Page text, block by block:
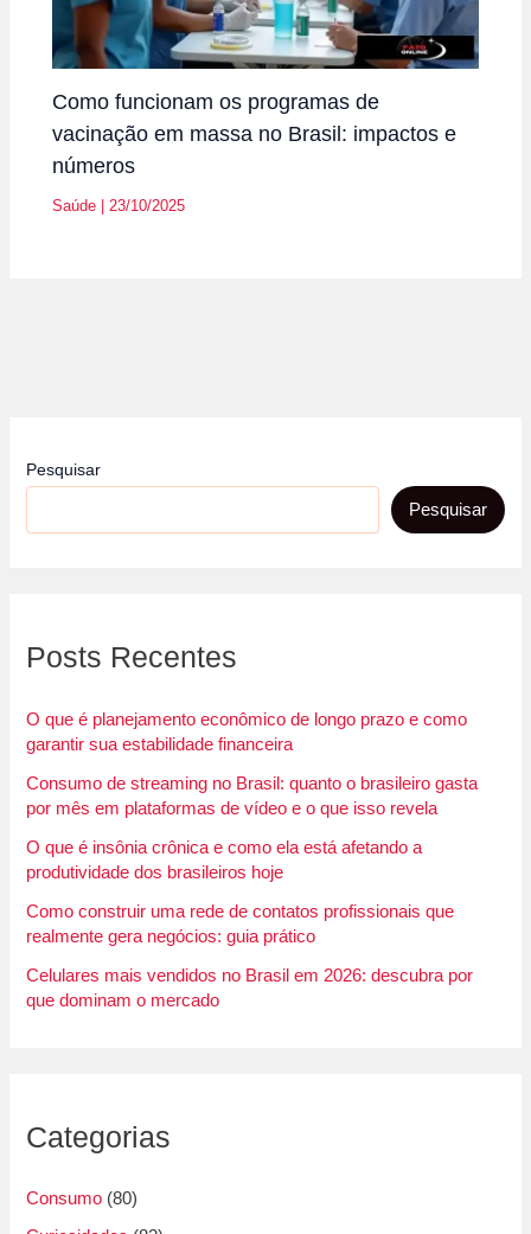
Como funcionam os programas de
vacinação em massa no Brasil: impactos e
números
Saúde |23/10/2025
Pesquisar
Pesquisar
Posts Recentes
O que é planejamento econômico de longo prazo e como
garantir sua estabilidade financeira
Consumo de streaming no Brasil: quanto o brasileiro gasta
por mês em plataformas de vídeo e o que isso revela
O que é insônia crônica e como ela está afetando a
produtividade dos brasileiros hoje
Como construir uma rede de contatos profissionais que
realmente gera negócios: guia prático
Celulares mais vendidos no Brasil em 2026: descubra por
que dominam o mercado
Categorias
Consumo (80)